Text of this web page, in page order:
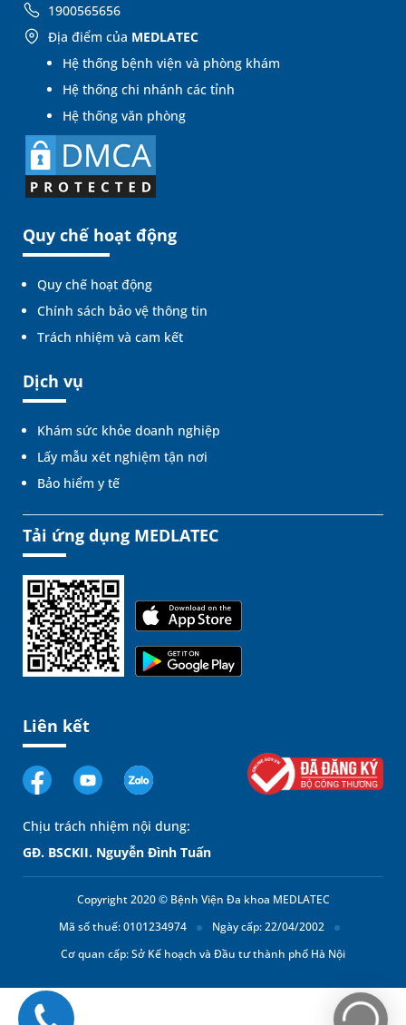
1900565656
Địa điểm của MEDLATEC
Hệ thống bệnh viện và phòng khám
Hệ thống chi nhánh các tỉnh
Hệ thống văn phòng
Quy chế hoạt động
Quy chế hoạt động
Chính sách bảo vệ thông tin
Trách nhiệm và cam kết
Dịch vụ
Khám sức khỏe doanh nghiệp
Lấy mẫu xét nghiệm tận nơi
Bảo hiểm y tế
Tải ứng dụng MEDLATEC
Liên kết
Chịu trách nhiệm nội dung:
GĐ. BSCKII. Nguyễn Đình Tuấn
Copyright 2020 © Bệnh Viện Đa khoa MEDLATEC
Mã số thuế: 0101234974
Ngày cấp: 22/04/2002
Cơ quan cấp: Sở Kế hoạch và Đầu tư thành phố Hà Nội